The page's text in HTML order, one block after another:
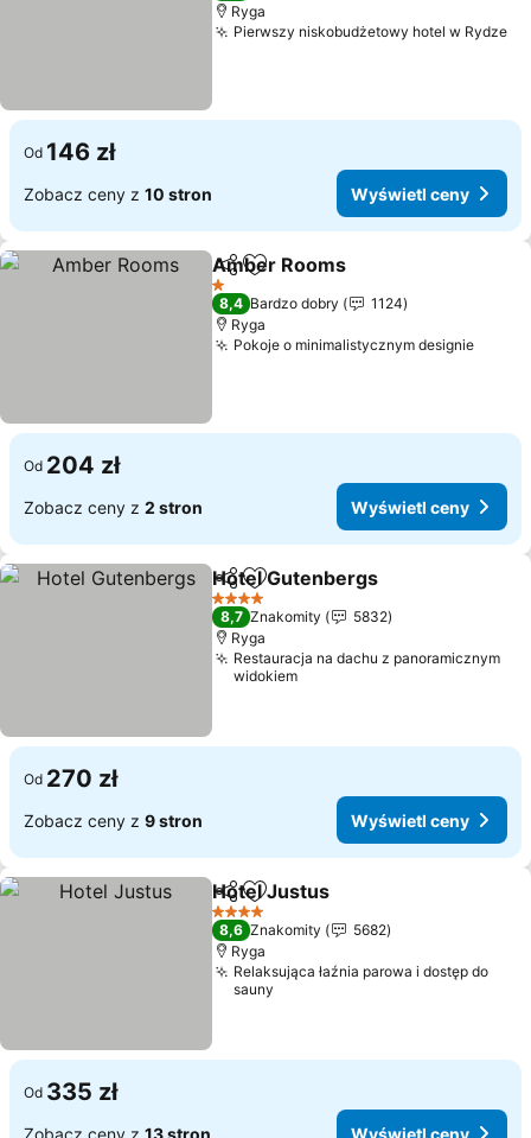
Ryga
Pierwszy niskobudżetowy hotel w Rydze
Od 146 zł
Zobacz ceny z 10 stron Wyświetl ceny
Udostępnij
Dodaj do ulubionych
Amber Rooms
1 Kategoria
8,4 Bardzo dobry
1124
Ryga
Pokoje o minimalistycznym designie
Od 204 zł
Zobacz ceny z 2 stron Wyświetl ceny
Udostępnij
Dodaj do ulubionych
Hotel Gutenbergs
4 Kategoria
8,7 Znakomity
5832
Ryga
Restauracja na dachu z panoramicznym
widokiem
Od 270 zł
Zobacz ceny z 9 stron Wyświetl ceny
Udostępnij
Dodaj do ulubionych
Hotel Justus
4 Kategoria
8,6 Znakomity
5682
Ryga
Relaksująca łaźnia parowa i dostęp do
sauny
Od 335 zł
Zobacz ceny z 13 stron Wyświetl ceny